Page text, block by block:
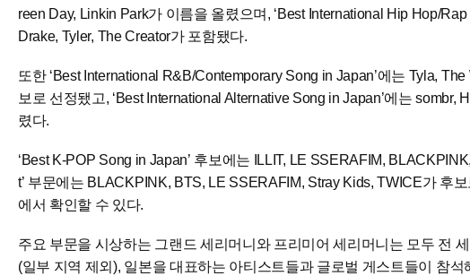
reen Day, Linkin Park가 이름을 올렸으며, ‘Best International Hip Hop/
Drake, Tyler, The Creator가 포함됐다.
또한 ‘Best International R&B/Contemporary Song in Japan’에는 Tyla,
보로 선정됐고, ‘Best International Alternative Song in Japan’에는
렸다.
‘Best K-POP Song in Japan’ 후보에는 ILLIT, LE SSERAFIM,
t’ 부문에는 BLACKPINK, BTS, LE SSERAFIM, Stray Kids, TWICE가 후
에서 확인할 수 있다.
주요 부문을 시상하는 그랜드 세리머니와 프리미어 세리머니는 모두 전
(일부 지역 제외), 일본을 대표하는 아티스트들과 글로벌 게스트들이 참